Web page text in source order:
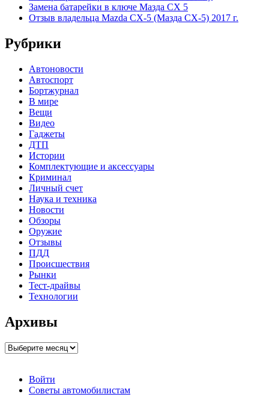
Замена батарейки в ключе Мазда СХ 5
Отзыв владельца Mazda CX-5 (Мазда СХ-5) 2017 г.
Рубрики
Автоновости
Автоспорт
Бортжурнал
В мире
Вещи
Видео
Гаджеты
ДТП
Истории
Комплектующие и аксессуары
Криминал
Личный счет
Наука и техника
Новости
Обзоры
Оружие
Отзывы
ПДД
Происшествия
Рынки
Тест-драйвы
Технологии
Архивы
Архивы
Войти
Советы автомобилистам